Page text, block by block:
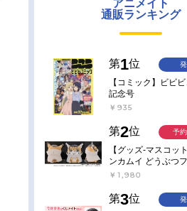
アニメイト
通販ランキング
第1位
【コミック】ビビ
記念号
￥935
第2位
【グッズ-マスコッ
ンカムイ どうぶつ
コット 4.尾形百之助
￥1,980
予
第3位